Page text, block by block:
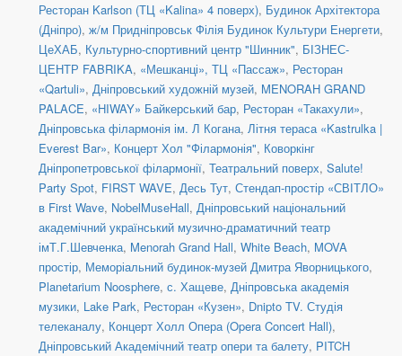
Ресторан Karlson (ТЦ «Kalina» 4 поверх), Будинок Архітектора
(Дніпро), ж/м Придніпровськ Філія Будинок Культури Енергети,
ЦеХАБ, Культурно-спортивний центр "Шинник", БІЗНЕС-
ЦЕНТР FABRIKA, «Мешканці», ТЦ «Пассаж», Ресторан
«Qartuli», Дніпровський художній музей, MENORAH GRAND
PALACE, «HIWAY» Байкерський бар, Ресторан «Такахули»,
Дніпровська філармонія ім. Л Когана, Літня тераса «Kastrulka |
Everest Bar», Концерт Хол "Філармонія", Коворкінг
Дніпропетровської філармонії, Театральний поверх, Salute!
Party Spot, FIRST WAVE, Десь Тут, Стендап-простір «СВІТЛО»
в First Wave, NobelMuseHall, Дніпровський національний
академічний український музично-драматичний театр
імТ.Г.Шевченка, Menorah Grand Hall, White Beach, MOVA
простір, Меморіальний будинок-музей Дмитра Яворницького,
Planetarium Noosphere, с. Хащеве, Дніпровська академія
музики, Lake Park, Ресторан «Кузен», Dnipto TV. Студія
телеканалу, Концерт Холл Опера (Opera Concert Hall),
Дніпровський Академічний театр опери та балету, PITCH